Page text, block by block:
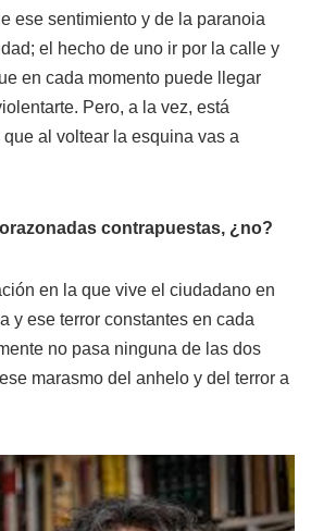
ese sentimiento y de la paranoia
el hecho de uno ir por la calle y
en cada momento puede llegar
Pero, a la vez, está
al voltear la esquina vas a
contrapuestas, ¿no?
en la que vive el ciudadano en
y ese terror constantes en cada
no pasa ninguna de las dos
marasmo del anhelo y del terror a